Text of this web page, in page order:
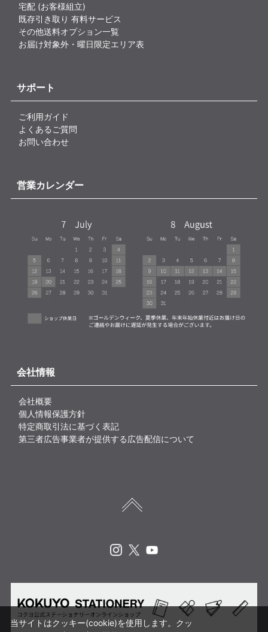
宅配 (お客様組立)
既存引き取り 有料サービス
その他送料オプション一覧
お届け対象外・曜日限定エリア表
サポート
ご利用ガイド
よくあるご質問
お問い合わせ
営業カレンダー
会社情報
会社概要
個人情報保護方針
特定商取引法に基づく表記
第三者広告事業者が提供する広告配信について
当サイトはクッキー(cookie)を使用します。クッ